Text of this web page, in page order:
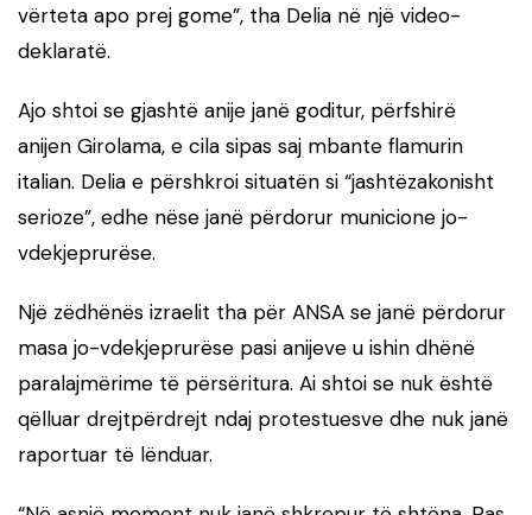
vërteta apo prej gome”, tha Delia në një video-
deklaratë.
Ajo shtoi se gjashtë anije janë goditur, përfshirë
anijen Girolama, e cila sipas saj mbante flamurin
italian. Delia e përshkroi situatën si “jashtëzakonisht
serioze”, edhe nëse janë përdorur municione jo-
vdekjeprurëse.
Një zëdhënës izraelit tha për ANSA se janë përdorur
masa jo-vdekjeprurëse pasi anijeve u ishin dhënë
paralajmërime të përsëritura. Ai shtoi se nuk është
qëlluar drejtpërdrejt ndaj protestuesve dhe nuk janë
raportuar të lënduar.